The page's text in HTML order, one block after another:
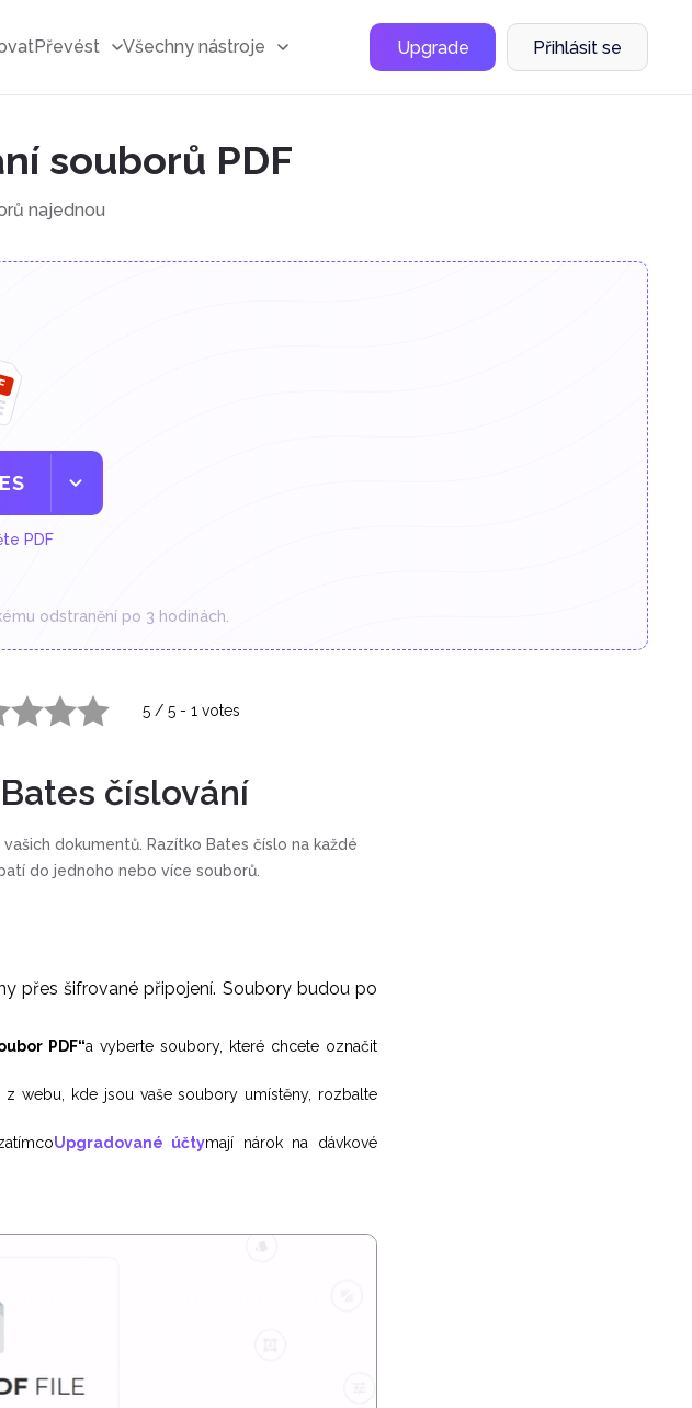
Převést Všechny nástroje Upgrade Přihlásit se
souborů PDF
najednou
PDF
odstranění po 3 hodinách.
5 / 5 - 1 votes
číslování
dokumentů. Razítko Bates číslo na každé
do jednoho nebo více souborů.
přes šifrované připojení. Soubory budou po
PDF“a vyberte soubory, které chcete označit
webu, kde jsou vaše soubory umístěny, rozbalte
Upgradované účtymají nárok na dávkové